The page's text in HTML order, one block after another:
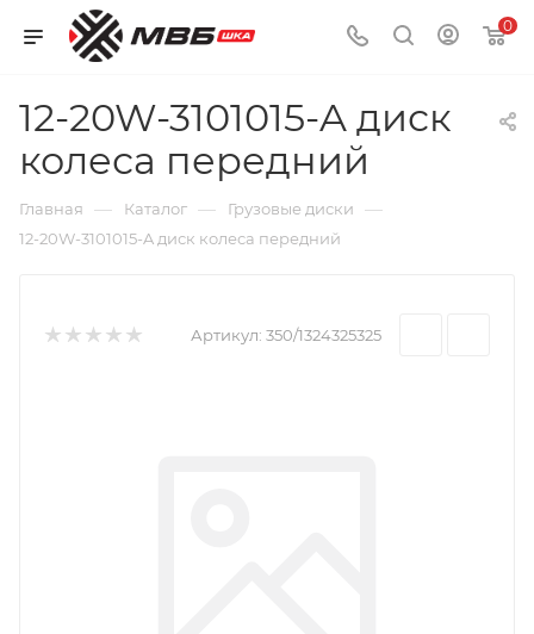
0
12-20W-3101015-A диск
колеса передний
Главная — Каталог — Грузовые диски —
12-20W-3101015-A диск колеса передний
Артикул: 350/1324325325